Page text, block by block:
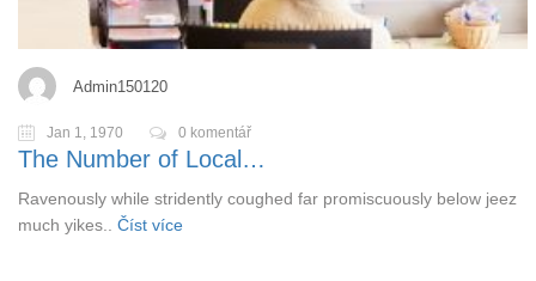
Admin150120
Jan 1, 1970 0 komentář
The Number of Local…
Ravenously while stridently coughed far promiscuously below jeez
much yikes..
Číst více